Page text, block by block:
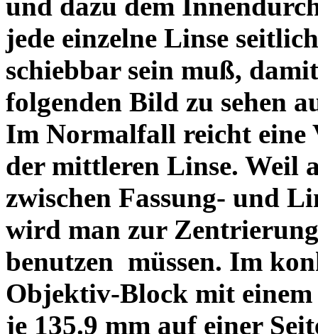
jede einzelne Linse
schiebbar sein muß,
folgenden Bild zu sehen
Im Normalfall reicht eine
der mittleren Linse. Weil
zwischen Fassung- und
wird man zur
benutzen müssen. Im
Objektiv-Block mit einem
je 135.9 mm auf einer